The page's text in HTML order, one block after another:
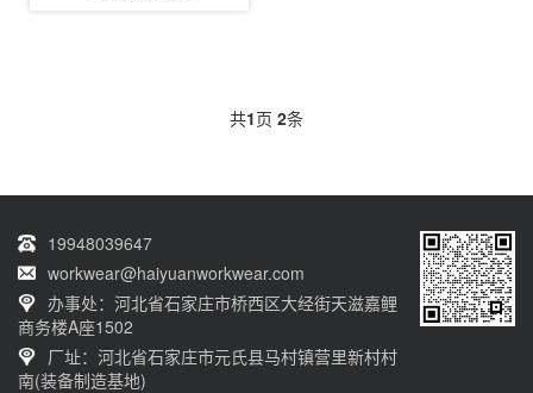
共1页 2条
19948039647
workwear@haiyuanworkwear.com
办事处：河北省石家庄市桥西区大经街天滋嘉鲤
商务楼A座1502
厂址：河北省石家庄市元氏县马村镇营里新村村
南(装备制造基地)